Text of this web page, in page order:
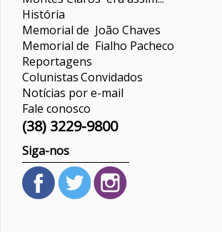
História
Memorial de João Chaves
Memorial de Fialho Pacheco
Reportagens
ColunistasConvidados
Notícias por e-mail
Fale conosco
(38) 3229-9800
Siga-nos